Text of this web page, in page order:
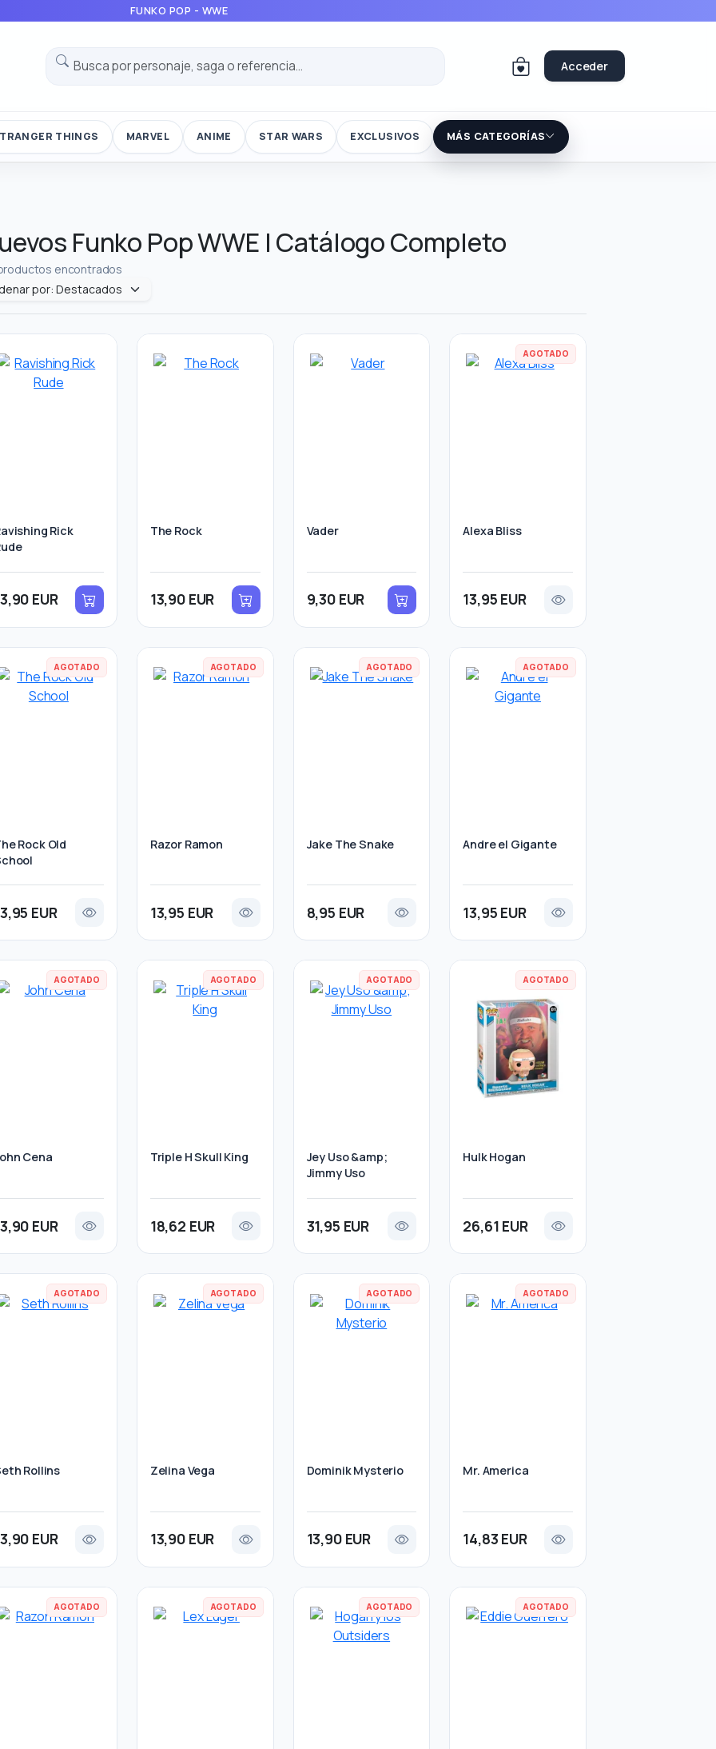
FUNKO POP - WWE
Acceder
THINGS MARVEL ANIME STAR WARS EXCLUSIVOS MÁS CATEGORÍAS
Funko Pop WWE | Catálogo Completo
encontrados
Rick
EUR
The Rock
13,90 EUR
Vader
9,30 EUR
AGOTADO
Alexa Bliss
13,95 EUR
AGOTADO
Rock Old
EUR
AGOTADO
Razor Ramon
13,95 EUR
AGOTADO
Jake The Snake
8,95 EUR
AGOTADO
Andre el Gigante
13,95 EUR
AGOTADO
Cena
EUR
AGOTADO
Triple H Skull King
18,62 EUR
AGOTADO
Jey Uso &amp;
Jimmy Uso
31,95 EUR
AGOTADO
Hulk Hogan
26,61 EUR
AGOTADO
Rollins
EUR
AGOTADO
Zelina Vega
13,90 EUR
AGOTADO
Dominik Mysterio
13,90 EUR
AGOTADO
Mr. America
14,83 EUR
AGOTADO AGOTADO AGOTADO AGOTADO